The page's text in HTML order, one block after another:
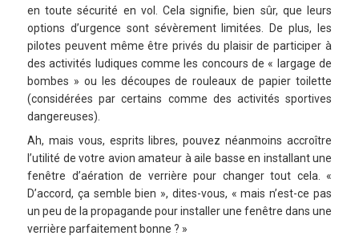
en toute sécurité en vol. Cela signifie, bien sûr, que leurs
options d’urgence sont sévèrement limitées. De plus, les
pilotes peuvent même être privés du plaisir de participer à
des activités ludiques comme les concours de « largage de
bombes » ou les découpes de rouleaux de papier toilette
(considérées par certains comme des activités sportives
dangereuses).
Ah, mais vous, esprits libres, pouvez néanmoins accroître
l’utilité de votre avion amateur à aile basse en installant une
fenêtre d’aération de verrière pour changer tout cela. «
D’accord, ça semble bien », dites-vous, « mais n’est-ce pas
un peu de la propagande pour installer une fenêtre dans une
verrière parfaitement bonne ? »